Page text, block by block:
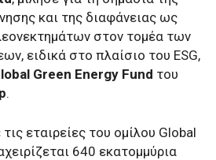
και της διαφάνειας ως
στον τομέα των
ειδικά στο πλαίσιο του ESG,
Green Energy Fund του
.
εταιρείες του ομίλου Global
640 εκατομμύρια